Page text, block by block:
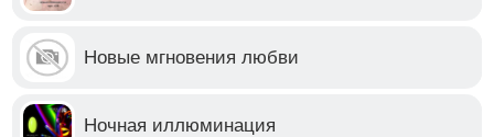
Новые мгновения любви
Ночная иллюминация